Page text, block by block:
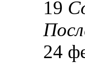
19
24